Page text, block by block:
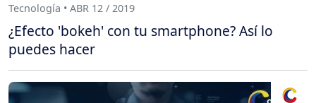
Tecnología • ABR 12 / 2019
¿Efecto 'bokeh' con tu smartphone? Así lo
puedes hacer